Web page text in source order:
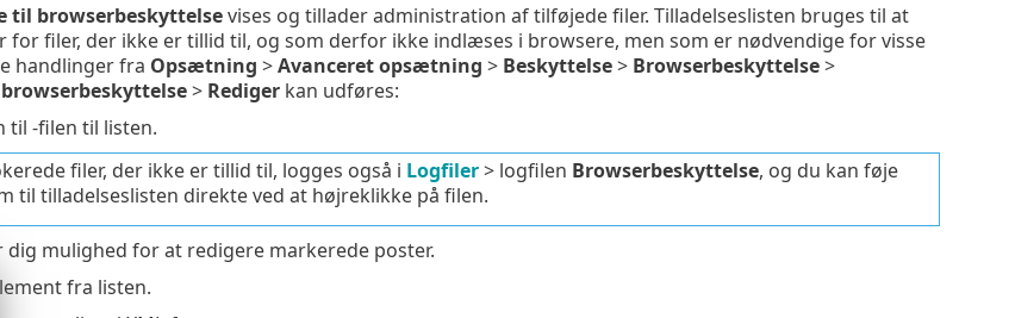
til browserbeskyttelsevises og tillader administration af tilføjede filer. Tilladelseslisten bruges til at
for filer, der ikke er tillid til, og som derfor ikke indlæses i browsere, men som er nødvendige for visse
handlinger fra Opsætning >Avanceret opsætning > Beskyttelse> Browserbeskyttelse>
> Rediger kan udføres:
til -filen til listen.
filer, der ikke er tillid til, logges også i Logfiler> logfilen Browserbeskyttelse, og du kan føje
til tilladelseslisten direkte ved at højreklikke på filen.
dig mulighed for at redigere markerede poster.
fra listen.